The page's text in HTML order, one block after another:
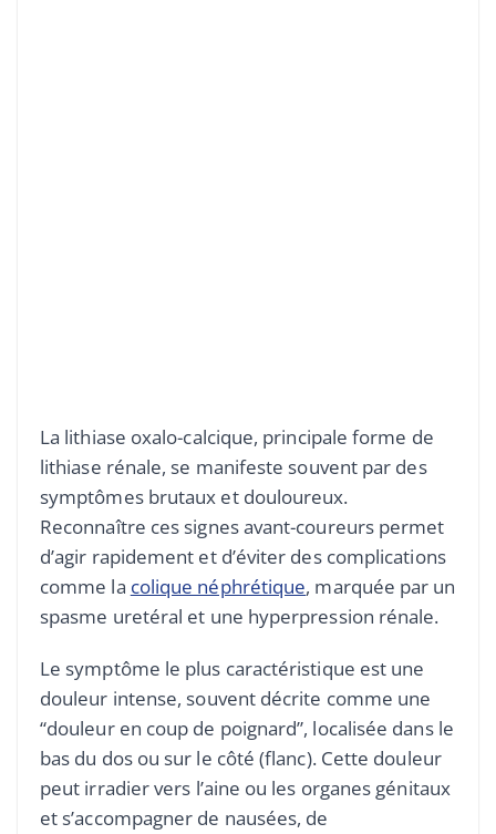
La lithiase oxalo-calcique, principale forme de
lithiase rénale, se manifeste souvent par des
symptômes brutaux et douloureux.
Reconnaître ces signes avant-coureurs permet
d’agir rapidement et d’éviter des complications
comme la colique néphrétique, marquée par un
spasme uretéral et une hyperpression rénale.
Le symptôme le plus caractéristique est une
douleur intense, souvent décrite comme une
“douleur en coup de poignard”, localisée dans le
bas du dos ou sur le côté (flanc). Cette douleur
peut irradier vers l’aine ou les organes génitaux
et s’accompagner de nausées, de